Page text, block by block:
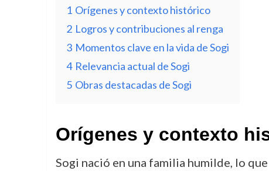
1 Orígenes y contexto histórico
2 Logros y contribuciones al renga
3 Momentos clave en la vida de Sogi
4 Relevancia actual de Sogi
5 Obras destacadas de Sogi
Orígenes y contexto
Sogi nació en una familia humilde, lo